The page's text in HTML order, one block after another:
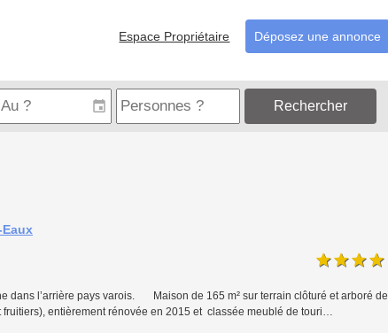
Espace Propriétaire Déposez une annonce
Rechercher
dans l’arrière pays varois. Maison de 165 m² sur terrain clôturé et arboré de
fruitiers), entièrement rénovée en 2015 et classée meublé de touri…